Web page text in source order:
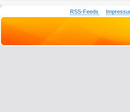
RSS-Feeds